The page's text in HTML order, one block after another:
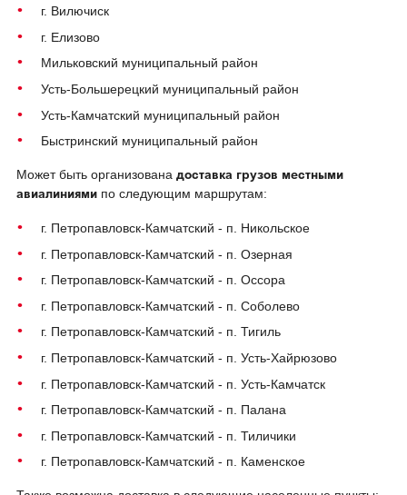
г. Вилючиск
г. Елизово
Мильковский муниципальный район
Усть-Большерецкий муниципальный район
Усть-Камчатский муниципальный район
Быстринский муниципальный район
Может быть организована доставка грузов местными
авиалиниями по следующим маршрутам:
г. Петропавловск-Камчатский - п. Никольское
г. Петропавловск-Камчатский - п. Озерная
г. Петропавловск-Камчатский - п. Оссора
г. Петропавловск-Камчатский - п. Соболево
г. Петропавловск-Камчатский - п. Тигиль
г. Петропавловск-Камчатский - п. Усть-Хайрюзово
г. Петропавловск-Камчатский - п. Усть-Камчатск
г. Петропавловск-Камчатский - п. Палана
г. Петропавловск-Камчатский - п. Тиличики
г. Петропавловск-Камчатский - п. Каменское